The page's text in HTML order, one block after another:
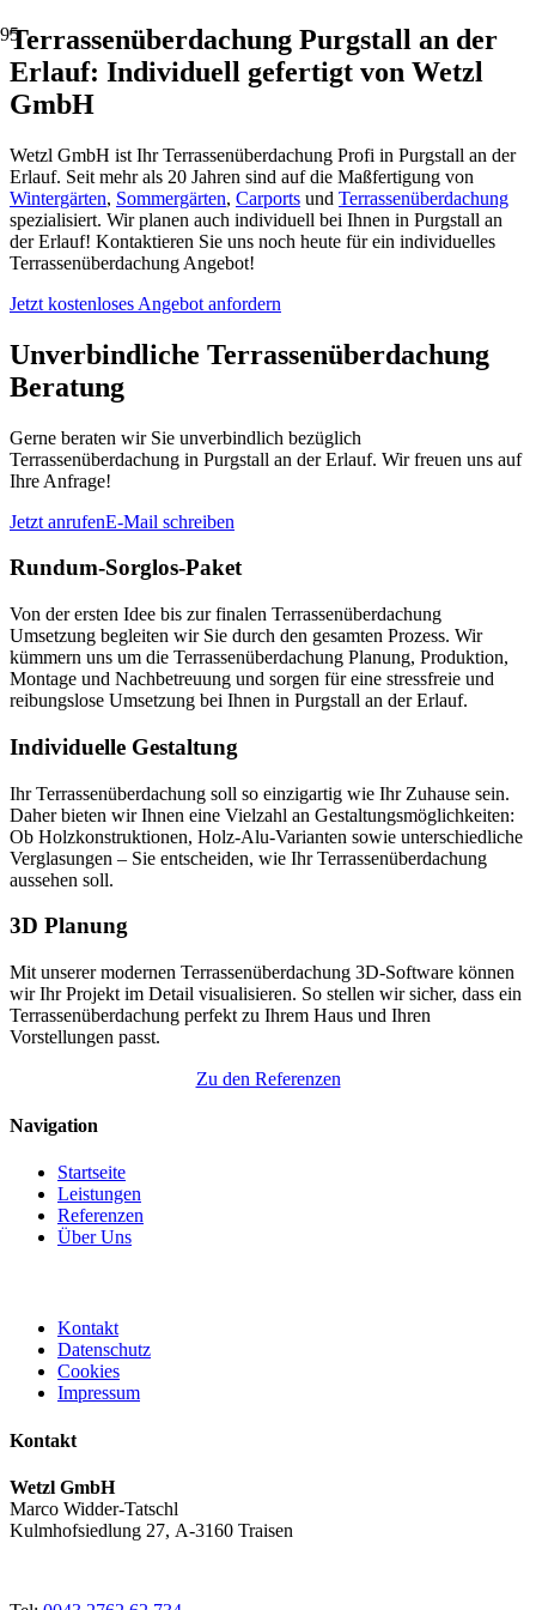
Terrassenüberdachung Purgstall an der
Erlauf: Individuell gefertigt von Wetzl
GmbH
Wetzl GmbH ist Ihr Terrassenüberdachung Profi in Purgstall an der
Erlauf. Seit mehr als 20 Jahren sind auf die Maßfertigung von
Wintergärten, Sommergärten, Carports und Terrassenüberdachung
spezialisiert. Wir planen auch individuell bei Ihnen in Purgstall an
der Erlauf! Kontaktieren Sie uns noch heute für ein individuelles
Terrassenüberdachung Angebot!
Jetzt kostenloses Angebot anfordern
Unverbindliche Terrassenüberdachung
Beratung
Gerne beraten wir Sie unverbindlich bezüglich
Terrassenüberdachung in Purgstall an der Erlauf. Wir freuen uns auf
Ihre Anfrage!
Jetzt anrufenE-Mail schreiben
Rundum-Sorglos-Paket
Von der ersten Idee bis zur finalen Terrassenüberdachung
Umsetzung begleiten wir Sie durch den gesamten Prozess. Wir
kümmern uns um die Terrassenüberdachung Planung, Produktion,
Montage und Nachbetreuung und sorgen für eine stressfreie und
reibungslose Umsetzung bei Ihnen in Purgstall an der Erlauf.
Individuelle Gestaltung
Ihr Terrassenüberdachung soll so einzigartig wie Ihr Zuhause sein.
Daher bieten wir Ihnen eine Vielzahl an Gestaltungsmöglichkeiten:
Ob Holzkonstruktionen, Holz-Alu-Varianten sowie unterschiedliche
Verglasungen – Sie entscheiden, wie Ihr Terrassenüberdachung
aussehen soll.
3D Planung
Mit unserer modernen Terrassenüberdachung 3D-Software können
wir Ihr Projekt im Detail visualisieren. So stellen wir sicher, dass ein
Terrassenüberdachung perfekt zu Ihrem Haus und Ihren
Vorstellungen passt.
Zu den Referenzen
Navigation
Startseite
Leistungen
Referenzen
Über Uns
Kontakt
Datenschutz
Cookies
Impressum
Kontakt
Wetzl GmbH
Marco Widder-Tatschl
Kulmhofsiedlung 27, A-3160 Traisen